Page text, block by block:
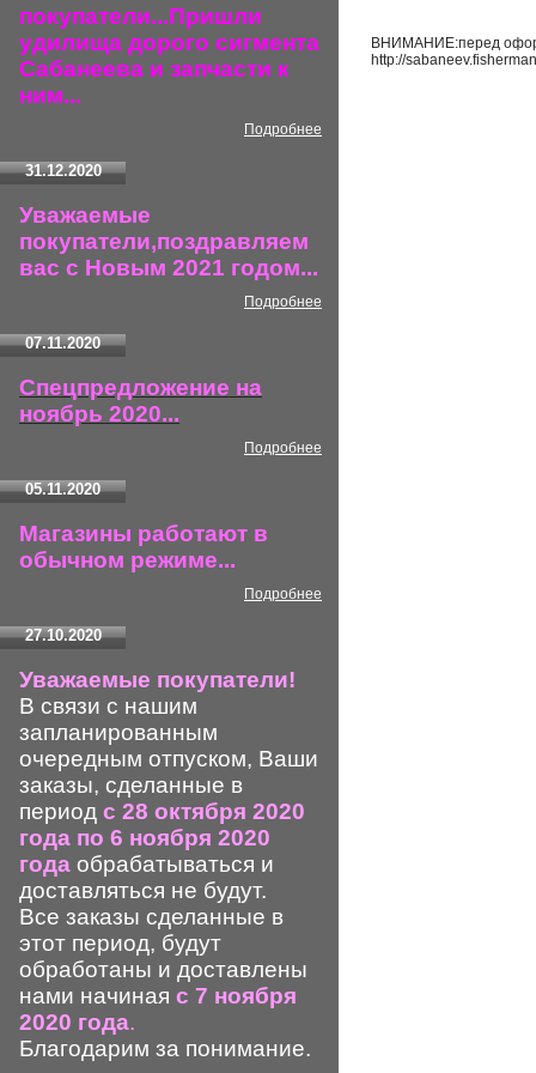
покупатели...Пришли
удилища дорого сигмента
Сабанеева и запчасти к
ним...
Подробнее
31.12.2020
Уважаемые
покупатели,поздравляем
вас с Новым 2021 годом...
Подробнее
07.11.2020
Спецпредложение на
ноябрь 2020...
Подробнее
05.11.2020
Магазины работают в
обычном режиме...
Подробнее
27.10.2020
Уважаемые покупатели!
В связи с нашим
запланированным
очередным отпуском, Ваши
заказы, сделанные в
период с 28 октября 2020
года по 6 ноября 2020
года обрабатываться и
доставляться не будут.
Все заказы сделанные в
этот период, будут
обработаны и доставлены
нами начиная с 7 ноября
2020 года.
Благодарим за понимание.
ВНИМАНИЕ:перед
http://